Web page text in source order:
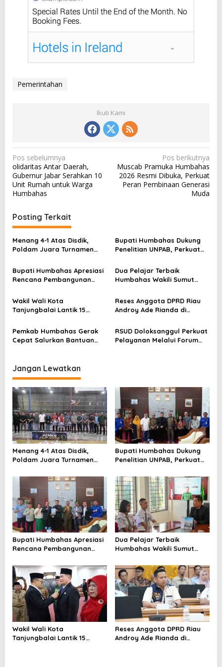
Pemerintahan
Ikuti Kami
N
a
v
i
g
a
s
i
p
o
s
Pos sebelumnya
olidaritas Antar Daerah,
Gubernur Jabar Serahkan 10
Unit Rumah untuk Warga
Humbahas
Pos berikutnya
Muscab Pramuka Humbahas
2026 Resmi Dibuka, Perkuat
Peran Pembinaan Generasi
Muda
Posting Terkait
Menang 4-1 Atas Disdik,
Poldam Juara Turnamen
Bupati Humbahas Dukung
Penelitian UNPAB, Perkuat
Toba
Bupati Humbahas Apresiasi
Rencana Pembangunan
Marbun Pollung
Dua Pelajar Terbaik
Humbahas Wakili Sumut
Paskibraka 2026
Wakil Wali Kota
Tanjungbalai Lantik 15
Pengawas Serta 2 Kepala
Puskesmas di Lingkungan
Pemko Tanjungbalai
Reses Anggota DPRD Riau
Androy Ade Rianda di
Simpang Gelombang
Sampaikan Aspirasi Soal
Lapangan Kerja, Pertanian,
Pemkab Humbahas Gerak
Cepat Salurkan Bantuan
RSUD Doloksanggul Perkuat
Pelayanan Melalui Forum
Jangan Lewatkan
Menang 4-1 Atas Disdik,
Poldam Juara Turnamen
Bupati Humbahas Dukung
Penelitian UNPAB, Perkuat
Toba
Bupati Humbahas Apresiasi
Rencana Pembangunan
Marbun Pollung
Dua Pelajar Terbaik
Humbahas Wakili Sumut
Paskibraka 2026
Wakil Wali Kota
Tanjungbalai Lantik 15
Reses Anggota DPRD Riau
Androy Ade Rianda di